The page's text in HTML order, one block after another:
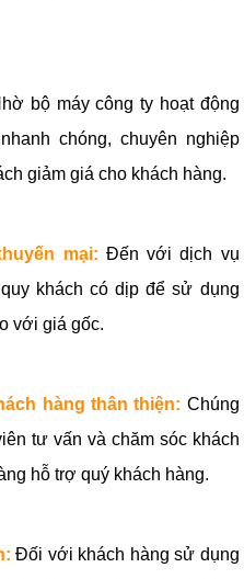
bộ máy công ty hoạt động
chóng, chuyên nghiệp
giảm giá cho khách hàng.
mại: Đến với dịch vụ
khách có dịp để sử dụng
với giá gốc.
hàng thân thiện: Chúng
tư vấn và chăm sóc khách
hỗ trợ quý khách hàng.
Đối với khách hàng sử dụng